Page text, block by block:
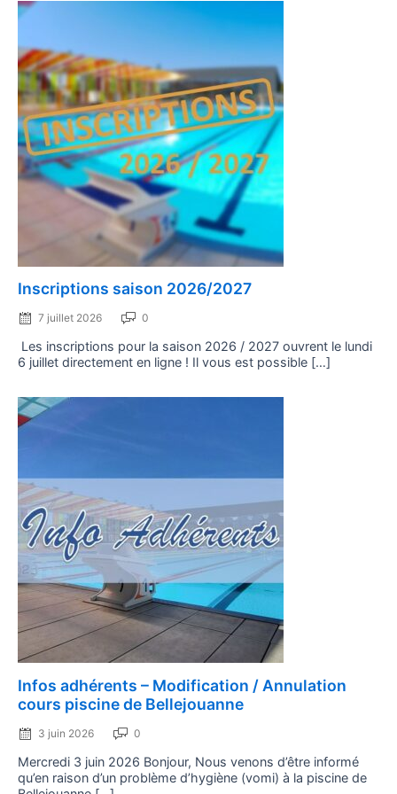
Inscriptions saison 2026/2027
on
7 juillet 2026 0
Les inscriptions pour la saison 2026 / 2027 ouvrent le lundi
6 juillet directement en ligne ! Il vous est possible […]
Infos adhérents – Modification / Annulation
cours piscine de Bellejouanne
on
3 juin 2026 0
Mercredi 3 juin 2026 Bonjour, Nous venons d’être informé
qu’en raison d’un problème d’hygiène (vomi) à la piscine de